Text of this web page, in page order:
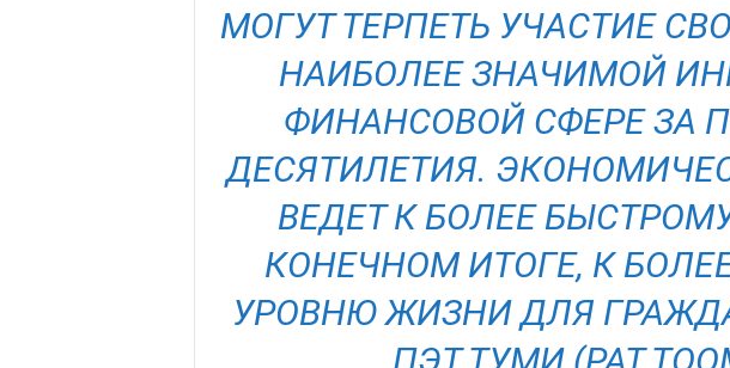
МОГУТ ТЕРПЕТЬ УЧАСТИЕ
НАИБОЛЕЕ ЗНАЧИМОЙ
ФИНАНСОВОЙ СФЕРЕ ЗА
ДЕСЯТИЛЕТИЯ.
ВЕДЕТ К БОЛЕЕ
КОНЕЧНОМ ИТОГЕ, К
УРОВНЮ ЖИЗНИ ДЛЯ